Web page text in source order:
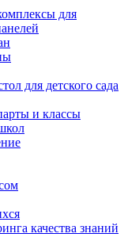
для
для детского сада
и классы
качества знаний